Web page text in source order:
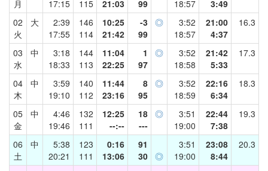
月
17:15
115
21:03
99
18:57
3:49
02
火
大
2:39
17:55
146
114
10:25
21:42
-3
99
◎
3:52
18:57
21:00
4:37
16.3
03
水
中
3:18
18:33
144
113
11:04
22:25
1
97
◎
3:52
18:58
21:42
5:33
17.3
04
木
中
3:59
19:10
140
112
11:44
23:16
8
95
◎
3:52
18:59
22:16
6:34
18.3
05
金
中
4:46
19:46
132
111
12:25
--:--
18
---
◎
3:51
19:00
22:44
7:38
19.3
06
土
中
5:38
20:21
123
111
0:16
13:06
91
30 ◎
3:51
19:00
23:08
8:44
20.3